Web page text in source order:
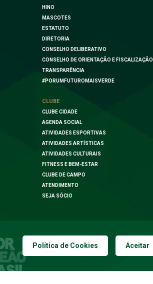
HINO
MASCOTES
ESTATUTO
DIRETORIA
CONSELHO DELIBERATIVO
CONSELHO DE ORIENTAÇÃO E FISCALIZAÇÃO
TRANSPARÊNCIA
#PORUMFUTUROMAISVERDE
CLUBE
CLUBE CIDADE
AGENDA SOCIAL
ATIVIDADES ESPORTIVAS
ATIVIDADES ARTÍSTICAS
ATIVIDADES CULTURAIS
FITNESS E BEM-ESTAR
CLUBE DE CAMPO
ATENDIMENTO
SEJA SÓCIO
Política de Cookies Aceitar